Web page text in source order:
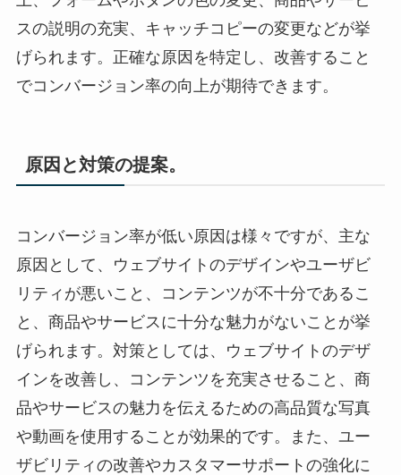
スの説明の充実、キャッチコピーの変更などが挙
げられます。正確な原因を特定し、改善すること
でコンバージョン率の向上が期待できます。
原因と対策の提案。
コンバージョン率が低い原因は様々ですが、主な
原因として、ウェブサイトのデザインやユーザビ
リティが悪いこと、コンテンツが不十分であるこ
と、商品やサービスに十分な魅力がないことが挙
げられます。対策としては、ウェブサイトのデザ
インを改善し、コンテンツを充実させること、商
品やサービスの魅力を伝えるための高品質な写真
や動画を使用することが効果的です。また、ユー
ザビリティの改善やカスタマーサポートの強化に